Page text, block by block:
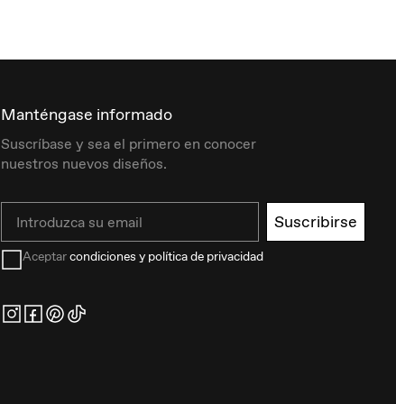
Manténgase informado
Suscríbase y sea el primero en conocer
nuestros nuevos diseños.
Suscribirse
Aceptarcondiciones y política de privacidad